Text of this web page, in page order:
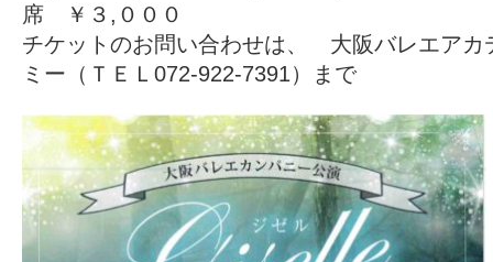
席 ￥３,０００
チケットのお問い合わせは、 大阪バレエアカ
ミー（ＴＥＬ072-922-7391）まで